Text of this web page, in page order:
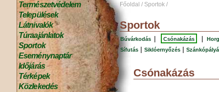
Természetvédelem
Települések
Látnivalók
Túraajánlatok
Sportok
Eseménynaptár
Időjárás
Térképek
Közlekedés
Főoldal / Sportok /
Sportok
Búvárkodás | Csónakázás |
Sífutás | Siklóernyőzés |
Csónakázás